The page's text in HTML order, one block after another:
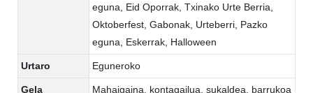
eguna, Eid Oporrak, Txinako Urte Berria,
Oktoberfest, Gabonak, Urteberri, Pazko
eguna, Eskerrak, Halloween
Urtaro Eguneroko
Gela
Mahaigaina, kontagailua, sukaldea, barrukoa